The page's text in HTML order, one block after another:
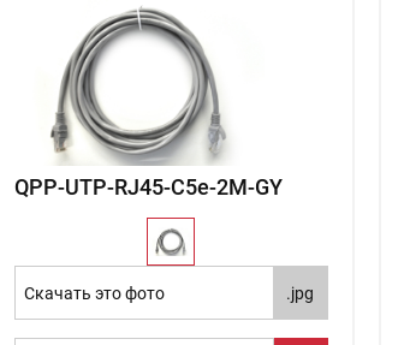
QPP-UTP-RJ45-C5e-2М-GY
Скачать это фото .jpg